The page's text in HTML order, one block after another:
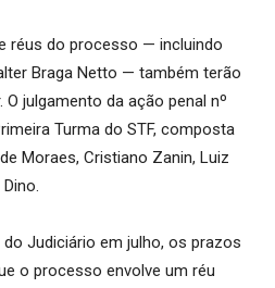
réus do processo — incluindo
Braga Netto — também terão
julgamento da ação penal nº
Turma do STF, composta
Moraes, Cristiano Zanin, Luiz
Judiciário em julho, os prazos
o processo envolve um réu